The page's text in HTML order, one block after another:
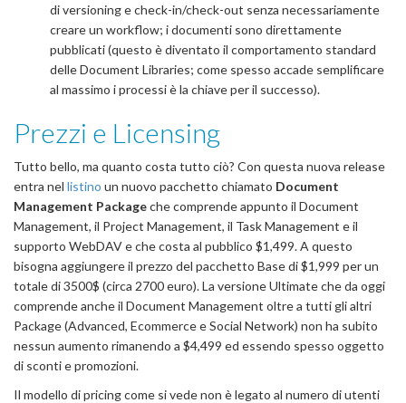
di versioning e check-in/check-out senza necessariamente
creare un workflow; i documenti sono direttamente
pubblicati (questo è diventato il comportamento standard
delle Document Libraries; come spesso accade semplificare
al massimo i processi è la chiave per il successo).
Prezzi e Licensing
Tutto bello, ma quanto costa tutto ciò? Con questa nuova release
entra nel listino un nuovo pacchetto chiamato Document
Management Packageche comprende appunto il Document
Management, il Project Management, il Task Management e il
supporto WebDAV e che costa al pubblico $1,499. A questo
bisogna aggiungere il prezzo del pacchetto Base di $1,999 per un
totale di 3500$ (circa 2700 euro). La versione Ultimate che da oggi
comprende anche il Document Management oltre a tutti gli altri
Package (Advanced, Ecommerce e Social Network) non ha subito
nessun aumento rimanendo a $4,499 ed essendo spesso oggetto
di sconti e promozioni.
Il modello di pricing come si vede non è legato al numero di utenti